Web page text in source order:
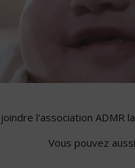
l'association ADMR
Vous pouvez